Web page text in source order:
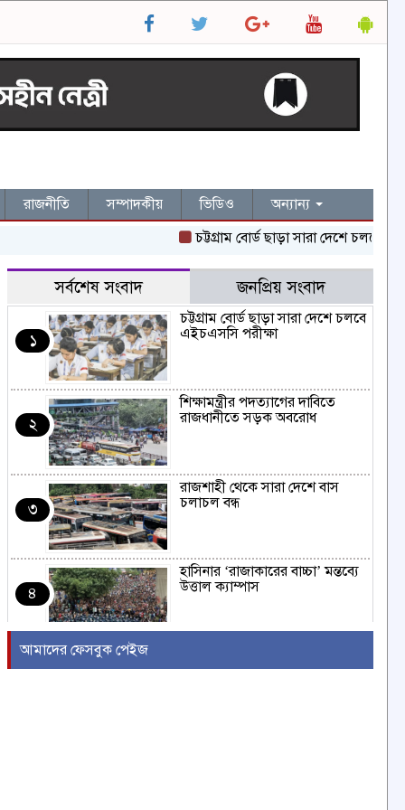
রাজনীতি সম্পাদকীয় ভিডিও
অন্যান্য
চট্টগ্রাম বোর্ড ছাড়া সারা দেশে চলবে
সর্বশেষ সংবাদ জনপ্রিয় সংবাদ
১
চট্টগ্রাম বোর্ড ছাড়া সারা দেশে চলবে
এইচএসসি পরীক্ষা
২
শিক্ষামন্ত্রীর পদত্যাগের দাবিতে
রাজধানীতে সড়ক অবরোধ
৩
রাজশাহী থেকে সারা দেশে বাস
চলাচল বন্ধ
৪
হাসিনার ‘রাজাকারের বাচ্চা’ মন্তব্যে
উত্তাল ক্যাম্পাস
আজ বৈঠকে বসছেন ট্রাম্প
আমাদের ফেসবুক পেইজ